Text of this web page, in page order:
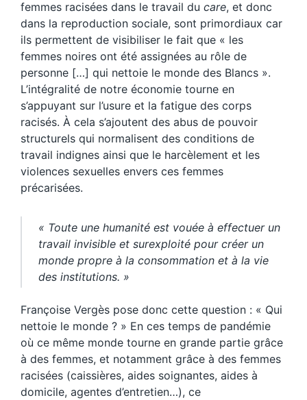
femmes racisées dans le travail du care, et donc
dans la reproduction sociale, sont primordiaux car
ils permettent de visibiliser le fait que « les
femmes noires ont été assignées au rôle de
personne […] qui nettoie le monde des Blancs ».
L’intégralité de notre économie tourne en
s’appuyant sur l’usure et la fatigue des corps
racisés. À cela s’ajoutent des abus de pouvoir
structurels qui normalisent des conditions de
travail indignes ainsi que le harcèlement et les
violences sexuelles envers ces femmes
précarisées.
« Toute une humanité est vouée à effectuer un
travail invisible et surexploité pour créer un
monde propre à la consommation et à la vie
des institutions. »
Françoise Vergès pose donc cette question : « Qui
nettoie le monde ? » En ces temps de pandémie
où ce même monde tourne en grande partie grâce
à des femmes, et notamment grâce à des femmes
racisées (caissières, aides soignantes, aides à
domicile, agentes d’entretien…), ce